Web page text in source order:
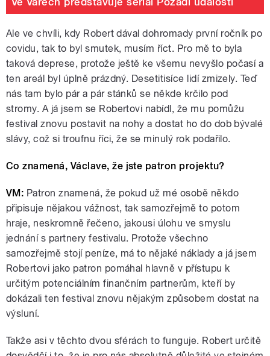
Ale ve chvíli, kdy Robert dával dohromady první ročník po
covidu, tak to byl smutek, musím říct. Pro mě to byla
taková deprese, protože ještě ke všemu nevyšlo počasí a
ten areál byl úplně prázdný. Desetitisíce lidí zmizely. Teď
nás tam bylo pár a pár stánků se někde krčilo pod
stromy. A já jsem se Robertovi nabídl, že mu pomůžu
festival znovu postavit na nohy a dostat ho do dob bývalé
slávy, což si troufnu říci, že se minulý rok podařilo.
Co znamená, Václave, že jste patron projektu?
VM: Patron znamená, že pokud už mé osobě někdo
připisuje nějakou vážnost, tak samozřejmě to potom
hraje, neskromně řečeno, jakousi úlohu ve smyslu
jednání s partnery festivalu. Protože všechno
samozřejmě stojí peníze, má to nějaké náklady a já jsem
Robertovi jako patron pomáhal hlavně v přístupu k
určitým potenciálním finančním partnerům, kteří by
dokázali ten festival znovu nějakým způsobem dostat na
výsluní.
Takže asi v těchto dvou sférách to funguje. Robert určitě